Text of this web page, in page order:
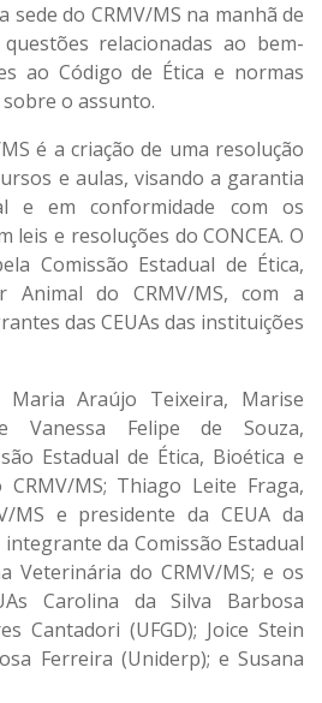
sede do CRMV/MS na manhã de
relacionadas ao bem-
ao Código de Ética e normas
o assunto.
é a criação de uma resolução
e aulas, visando a garantia
e em conformidade com os
leis e resoluções do CONCEA. O
Comissão Estadual de Ética,
Animal do CRMV/MS, com a
das CEUAs das instituições
Maria Araújo Teixeira, Marise
Vanessa Felipe de Souza,
Estadual de Ética, Bioética e
MS; Thiago Leite Fraga,
MS e presidente da CEUA da
da Comissão Estadual
Veterinária do CRMV/MS; e os
Carolina da Silva Barbosa
Cantadori (UFGD); Joice Stein
Ferreira (Uniderp); e Susana